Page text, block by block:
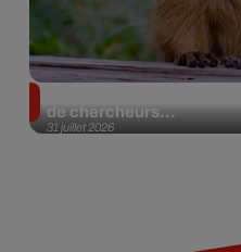
31 juillet 2026
de chercheurs...